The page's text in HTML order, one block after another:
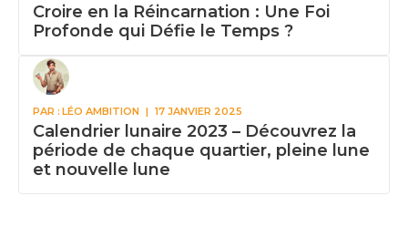
Croire en la Réincarnation : Une Foi
Profonde qui Défie le Temps ?
PAR : LÉO AMBITION | 17 JANVIER 2025
Calendrier lunaire 2023 – Découvrez la
période de chaque quartier, pleine lune
et nouvelle lune